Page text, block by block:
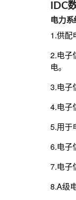
IDC
电力系
1.供配
2.电子
电。
3.电子
4.电子
5.用于
6.电子
7.电子
8.A级